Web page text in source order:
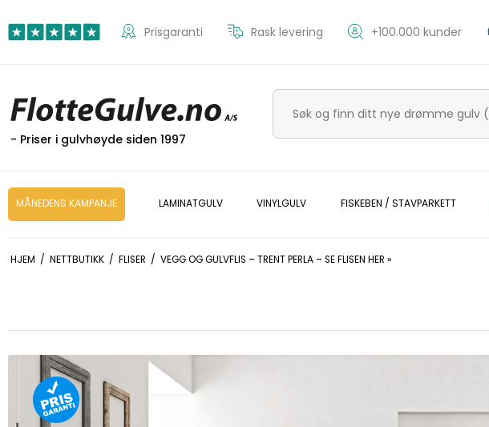
Prisgaranti Rask levering +100.000 kunder
- Priser i gulvhøyde siden 1997
MÅNEDENS KAMPANJE LAMINATGULV VINYLGULV FISKEBEN / STAVPARKETT
HJEM / NETTBUTIKK / FLISER / VEGG OG GULVFLIS – TRENT PERLA – SE FLISEN HER »